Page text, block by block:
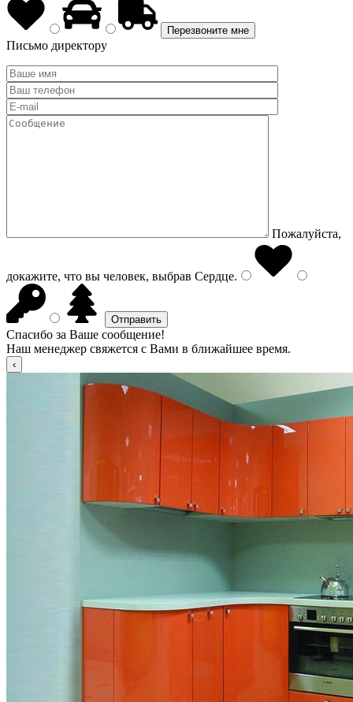
Письмо директору
Пожалуйста,
докажите, что вы человек, выбрав Сердце.
Спасибо за Ваше сообщение!
Наш менеджер свяжется с Вами в ближайшее время.